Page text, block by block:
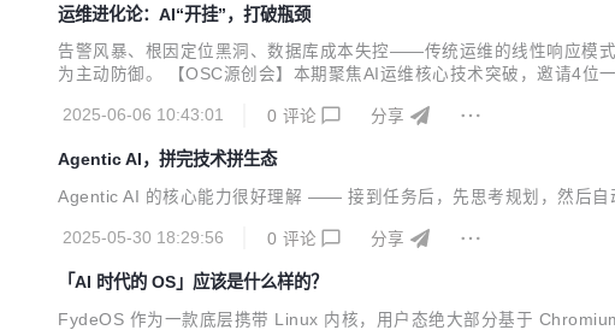
运维进化论：AI“开挂”，打破瓶颈
告警风暴、根因定位黑洞、数据库成本失控——传统运维的线性响应模
为主动防御。 【OSC源创会】本期聚焦AI运维核心技术突破，邀请4位
从...
2025-06-06 10:43:01 0 评论 分享
Agentic AI，拼完技术拼生态
Agentic AI 的核心能力很好理解 —— 接到任务后，先思考规划，然后自
2025-05-30 18:29:56 0 评论 分享
「AI 时代的 OS」应该是什么样的？
FydeOS 作为一款底层携带 Linux 内核，用户态绝大部分基于